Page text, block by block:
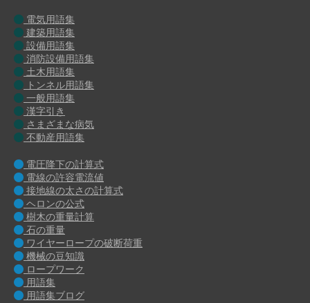
電気用語集
建築用語集
設備用語集
消防設備用語集
土木用語集
トンネル用語集
一般用語集
漢字引き
さまざまな病気
不動産用語集
電圧降下の計算式
電線の許容電流値
接地線の太さの計算式
ヘロンの公式
樹木の重量計算
石の重量
ワイヤーロープの破断荷重
機械の豆知識
ロープワーク
用語集
用語集ブログ